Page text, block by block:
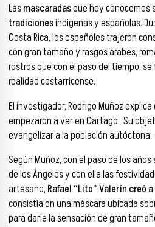
Lasmascaradasque hoy conocemos
tradicionesindígenas y españolas.
Costa Rica, los españoles trajeron
con gran tamaño y rasgos árabes,
rostros que con el paso del tiempo,
realidad costarricense.
El investigador, Rodrigo Muñoz
empezaron a ver en Cartago. Su
evangelizar a la población autóctona.
Según Muñoz, con el paso de los
de los Ángeles y con ella las
artesano, Rafael “Lito” Valerín creó
consistía en una máscara ubicada
para darle la sensación de gran